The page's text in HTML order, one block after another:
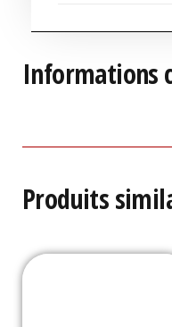
Informations
Produits